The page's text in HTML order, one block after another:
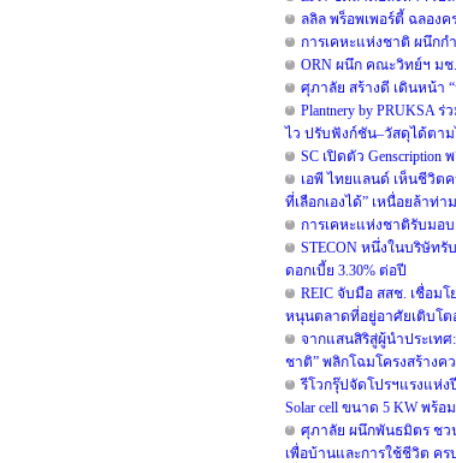
ลลิล พร็อพเพอร์ตี้ ฉลอง
การเคหะแห่งชาติ ผนึกก
ORN ผนึก คณะวิทย์ฯ มช
ศุภาลัย สร้างดี เดินหน้า
Plantnery by PRUKSA
ไว ปรับฟังก์ชัน–วัสดุได้ตาม
SC เปิดตัว
เอพี ไทยแลนด์ เห็นชีวิต
ที่เลือกเองได้” เหนื่อยล้าท่
การเคหะแห่งชาติรับมอ
STECON หนึ่งในบริษัท
ดอกเบี้ย 3.30% ต่อปี
REIC จับมือ สสช. เชื่อมโ
หนุนตลาดที่อยู่อาศัยเติบโต
จากแสนสิริสู่ผู้นำประเทศ
ชาติ” พลิกโฉมโครงสร้างค
รีโวกรุ๊ปจัดโปรฯแรงแห่ง
Solar cell ขนาด 5 KW พร้
ศุภาลัย ผนึกพันธมิตร ชวน
เพื่อบ้านและการใช้ชีวิต คร